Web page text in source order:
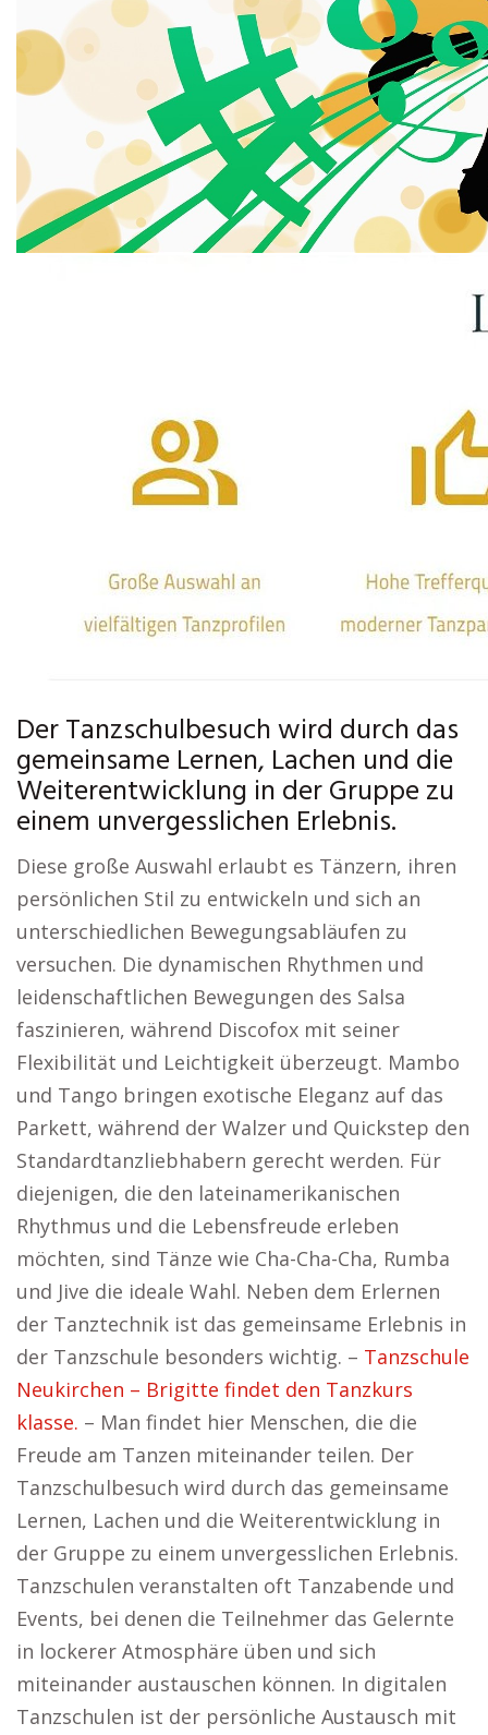
Der Tanzschulbesuch wird durch das
gemeinsame Lernen, Lachen und die
Weiterentwicklung in der Gruppe zu
einem unvergesslichen Erlebnis.
Diese große Auswahl erlaubt es Tänzern, ihren
persönlichen Stil zu entwickeln und sich an
unterschiedlichen Bewegungsabläufen zu
versuchen. Die dynamischen Rhythmen und
leidenschaftlichen Bewegungen des Salsa
faszinieren, während Discofox mit seiner
Flexibilität und Leichtigkeit überzeugt. Mambo
und Tango bringen exotische Eleganz auf das
Parkett, während der Walzer und Quickstep den
Standardtanzliebhabern gerecht werden. Für
diejenigen, die den lateinamerikanischen
Rhythmus und die Lebensfreude erleben
möchten, sind Tänze wie Cha-Cha-Cha, Rumba
und Jive die ideale Wahl. Neben dem Erlernen
der Tanztechnik ist das gemeinsame Erlebnis in
der Tanzschule besonders wichtig. – Tanzschule
Neukirchen – Brigitte findet den Tanzkurs
klasse. – Man findet hier Menschen, die die
Freude am Tanzen miteinander teilen. Der
Tanzschulbesuch wird durch das gemeinsame
Lernen, Lachen und die Weiterentwicklung in
der Gruppe zu einem unvergesslichen Erlebnis.
Tanzschulen veranstalten oft Tanzabende und
Events, bei denen die Teilnehmer das Gelernte
in lockerer Atmosphäre üben und sich
miteinander austauschen können. In digitalen
Tanzschulen ist der persönliche Austausch mit